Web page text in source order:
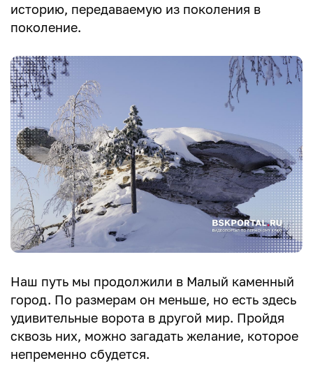
историю, передаваемую из поколения в
поколение.
Наш путь мы продолжили в Малый каменный
город. По размерам он меньше, но есть здесь
удивительные ворота в другой мир. Пройдя
сквозь них, можно загадать желание, которое
непременно сбудется.